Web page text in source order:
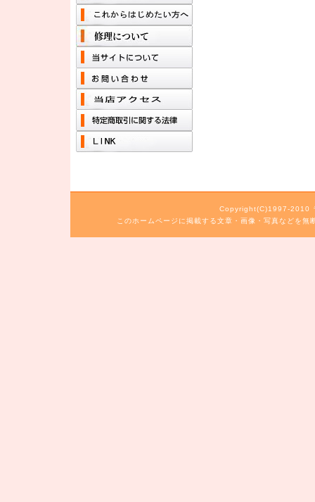
Copyright(C)1997-2010
このホームページに掲載する文章・画像・写真などを